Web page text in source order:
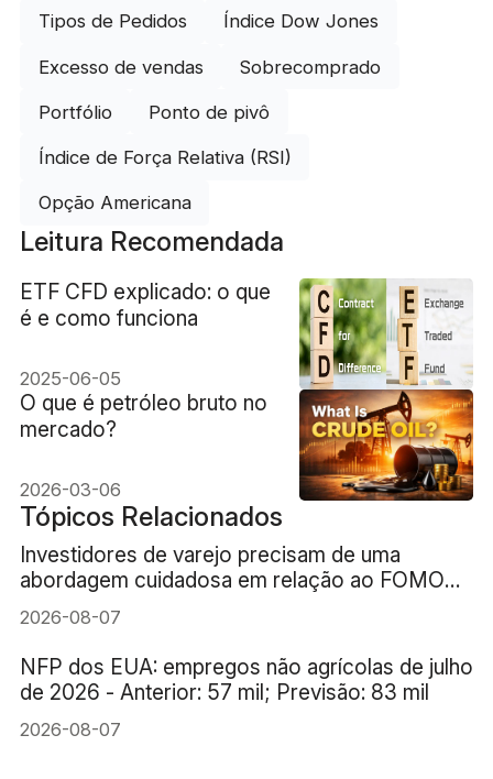
Tipos de Pedidos Índice Dow Jones
Excesso de vendas Sobrecomprado
Portfólio Ponto de pivô
Índice de Força Relativa (RSI)
Opção Americana
Leitura Recomendada
ETF CFD explicado: o que
é e como funciona
2025-06-05
O que é petróleo bruto no
mercado?
2026-03-06
Tópicos Relacionados
Investidores de varejo precisam de uma
abordagem cuidadosa em relação ao FOMO
(medo de ficar de fora) da IA
2026-08-07
NFP dos EUA: empregos não agrícolas de julho
de 2026 - Anterior: 57 mil; Previsão: 83 mil
2026-08-07